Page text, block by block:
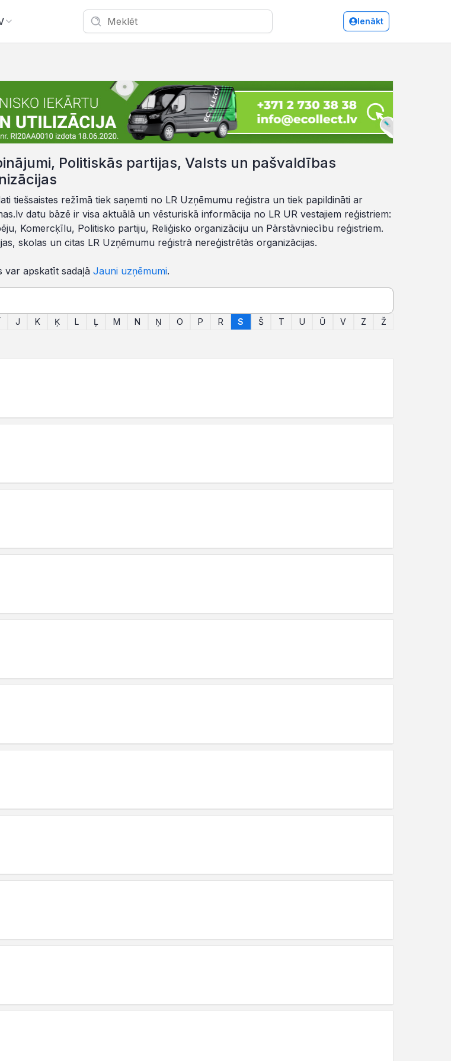
Ienākt
Politiskās partijas, Valsts un pašvaldības
tiešsaistes režīmā tiek saņemti no LR Uzņēmumu reģistra un tiek papildināti ar
datu bāzē ir visa aktuālā un vēsturiskā informācija no LR UR vestajiem reģistriem:
Komercķīlu, Politisko partiju, Reliģisko organizāciju un Pārstāvniecību reģistriem.
skolas un citas LR Uzņēmumu reģistrā nereģistrētās organizācijas.
var apskatīt sadaļā Jauni uzņēmumi.
J K Ķ L Ļ M N Ņ O P R S Š T U Ū V Z Ž